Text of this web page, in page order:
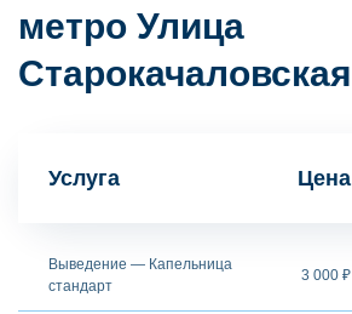
метро Улица
Старокачаловская
Услуга Цена
Выведение — Капельница
стандарт
3 000 ₽